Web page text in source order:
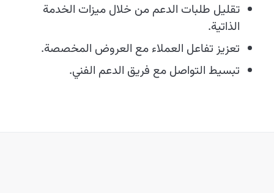
تقليل طلبات الدعم من خلال ميزات الخدمة
الذاتية.
تعزيز تفاعل العملاء مع العروض المخصصة.
تبسيط التواصل مع فريق الدعم الفني.